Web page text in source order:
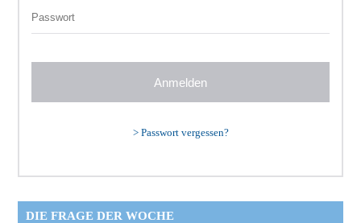
> Passwort vergessen?
DIE FRAGE DER WOCHE